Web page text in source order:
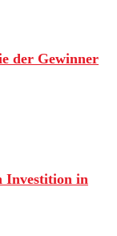
der Gewinner
Investition in